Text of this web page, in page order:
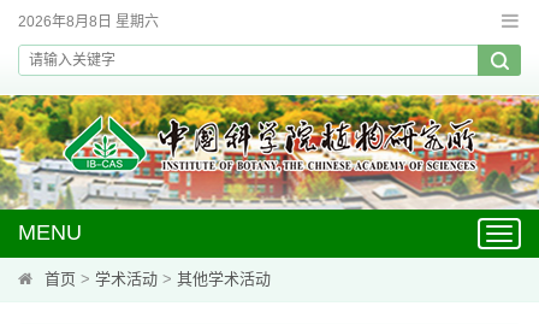
2026年8月8日 星期六
MENU
首页 > 学术活动 > 其他学术活动